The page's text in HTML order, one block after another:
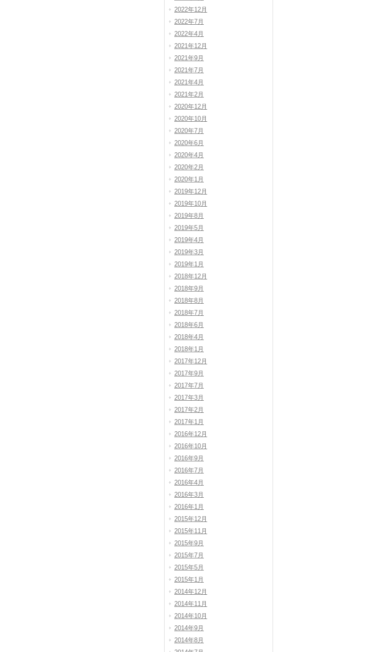
2022年12月
2022年7月
2022年4月
2021年12月
2021年9月
2021年7月
2021年4月
2021年2月
2020年12月
2020年10月
2020年7月
2020年6月
2020年4月
2020年2月
2020年1月
2019年12月
2019年10月
2019年8月
2019年5月
2019年4月
2019年3月
2019年1月
2018年12月
2018年9月
2018年8月
2018年7月
2018年6月
2018年4月
2018年1月
2017年12月
2017年9月
2017年7月
2017年3月
2017年2月
2017年1月
2016年12月
2016年10月
2016年9月
2016年7月
2016年4月
2016年3月
2016年1月
2015年12月
2015年11月
2015年9月
2015年7月
2015年5月
2015年1月
2014年12月
2014年11月
2014年10月
2014年9月
2014年8月